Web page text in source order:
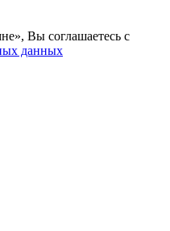
Вы соглашаетесь с
данных